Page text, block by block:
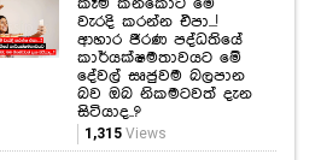
බව ඔබ නිකමටවත් දැන
සිටියාද..?
1,315Views
අධි රුධිර පීඩනය ඔබ
හිතනවාට වඩා
හානිදායක විය හැකියි..
සිතිය යුතු කාරණා